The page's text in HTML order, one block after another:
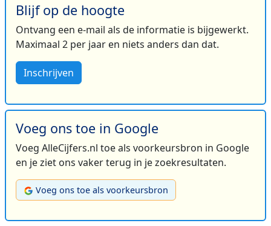
Blijf op de hoogte
Ontvang een e-mail als de informatie is bijgewerkt.
Maximaal 2 per jaar en niets anders dan dat.
Inschrijven
Voeg ons toe in Google
Voeg AlleCijfers.nl toe als voorkeursbron in Google
en je ziet ons vaker terug in je zoekresultaten.
Voeg ons toe als voorkeursbron